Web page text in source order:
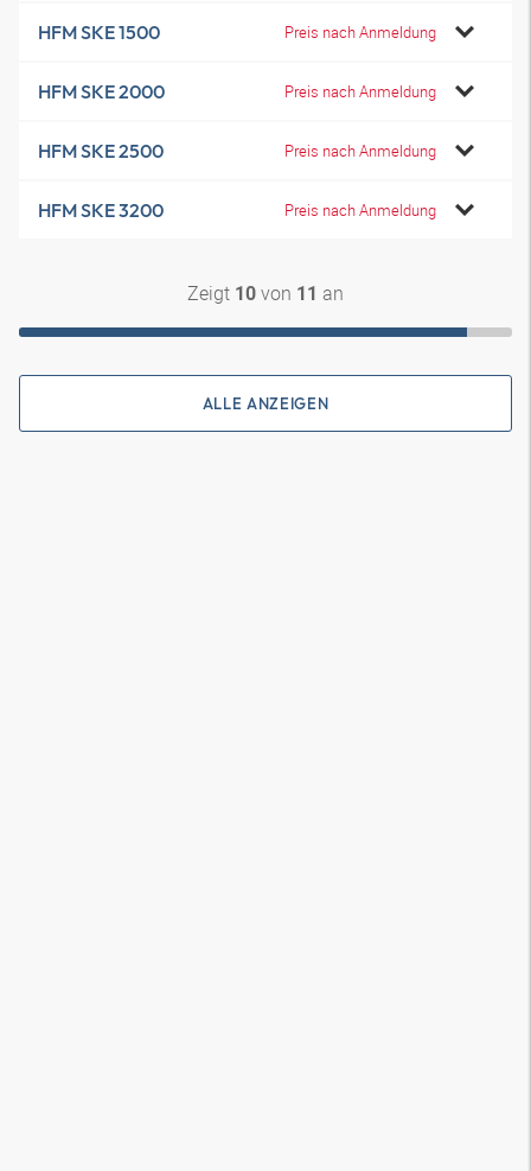
HFM SKE 1500 Preis nach Anmeldung
HFM SKE 2000 Preis nach Anmeldung
HFM SKE 2500 Preis nach Anmeldung
HFM SKE 3200 Preis nach Anmeldung
Zeigt 10 von 11 an
ALLE ANZEIGEN